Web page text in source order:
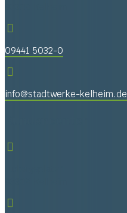

09441 5032-0

info@stadtwerke-kelheim.de

